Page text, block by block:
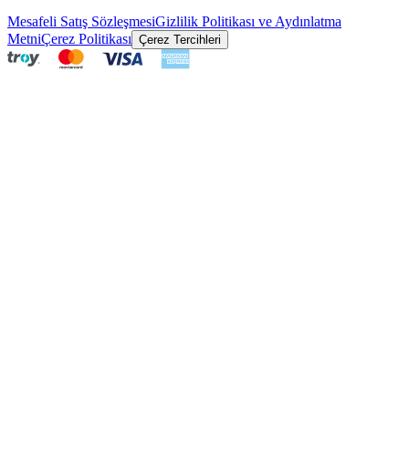
Mesafeli Satış SözleşmesiGizlilik Politikası ve Aydınlatma
MetniÇerez Politikası Çerez Tercihleri